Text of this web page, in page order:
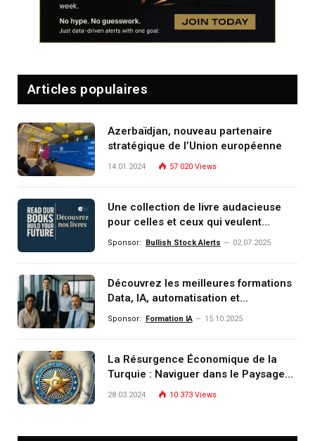
Articles populaires
Azerbaïdjan, nouveau partenaire
stratégique de l’Union européenne
14.01.2024 57 020 Views
Une collection de livre audacieuse
pour celles et ceux qui veulent
comprendre, investir et dominer le
Sponsor: Bullish Stock Alerts 02.07.2025
Découvrez les meilleures formations
Data, IA, automatisation et
investissement (gestion de
Sponsor: Formation IA 15.10.2025
La Résurgence Économique de la
Turquie : Naviguer dans le Paysage
Post-Crise
28.03.2024 10 373 Views